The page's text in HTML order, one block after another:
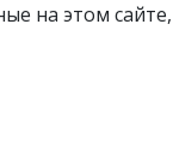
на этом